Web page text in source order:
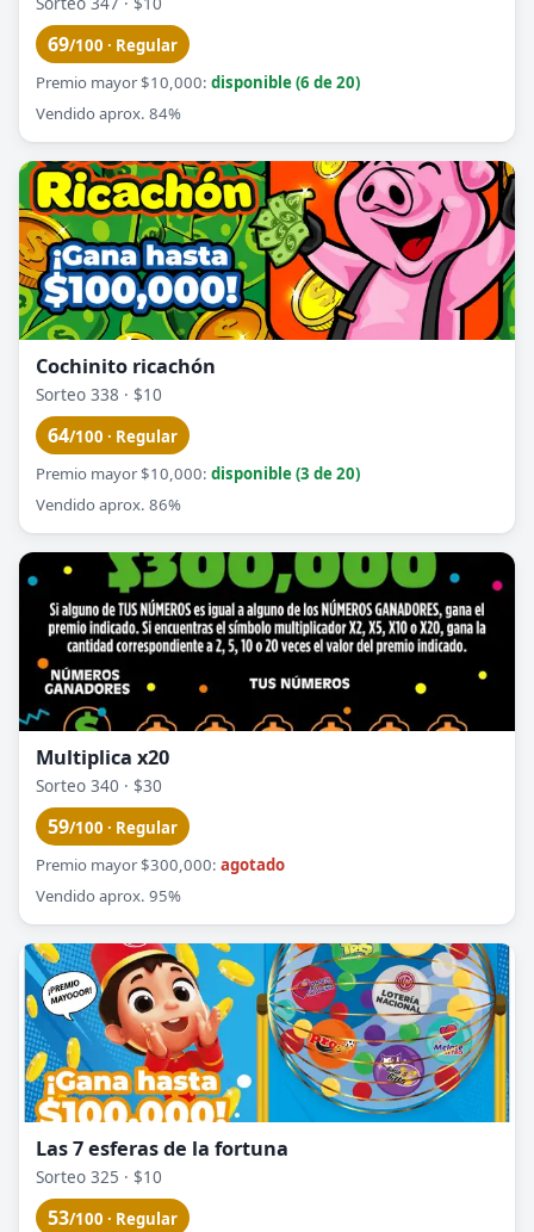
69/100 · Regular
Premio mayor $10,000: disponible (6 de 20)
Vendido aprox. 84%
Cochinito ricachón
Sorteo 338 · $10
64/100 · Regular
Premio mayor $10,000: disponible (3 de 20)
Vendido aprox. 86%
Multiplica x20
Sorteo 340 · $30
59/100 · Regular
Premio mayor $300,000: agotado
Vendido aprox. 95%
Las 7 esferas de la fortuna
Sorteo 325 · $10
53/100 · Regular